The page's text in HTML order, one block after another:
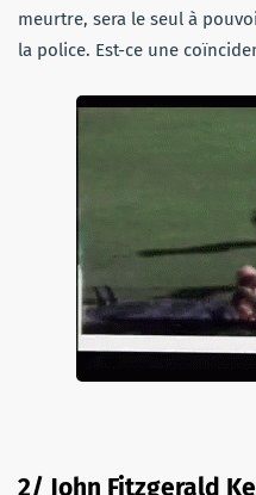
meurtre, sera le seul à
la police. Est-ce une
2/ John Fitzgerald